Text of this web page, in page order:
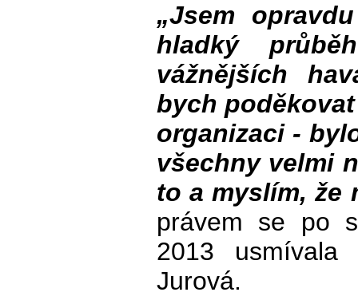
„Jsem
hladký
vážnějších
bych
organizaci -
všechny velmi
to a myslím, že
právem se po
2013 usmívala
Jurová.